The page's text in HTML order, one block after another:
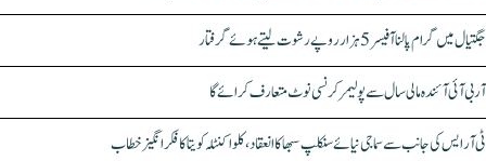
جگتیال میں گرام پالنا آفیسر 5 ہزار روپے رشوت لیتے ہوئے گرفتار
آر بی آئی آئندہ مالی سال سے پولیمر کرنسی نوٹ متعارف کرائے گا
ٹی آر ایس کی جانب سے سماجی نیائے سنکلپ سبھا کا انعقاد، کلواکنٹلہ کویتا کا فکر انگیز خطاب